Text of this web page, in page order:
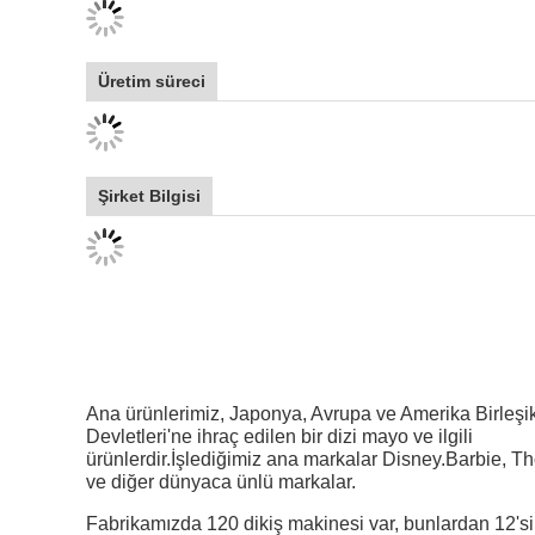
Üretim süreci
Şirket Bilgisi
Ana ürünlerimiz, Japonya, Avrupa ve Amerika
Devletleri'ne ihraç edilen bir dizi mayo ve ilgili
ürünlerdir.İşlediğimiz ana markalar Disney.Barbie,
ve diğer dünyaca ünlü markalar.
Fabrikamızda 120 dikiş makinesi var, bunlardan